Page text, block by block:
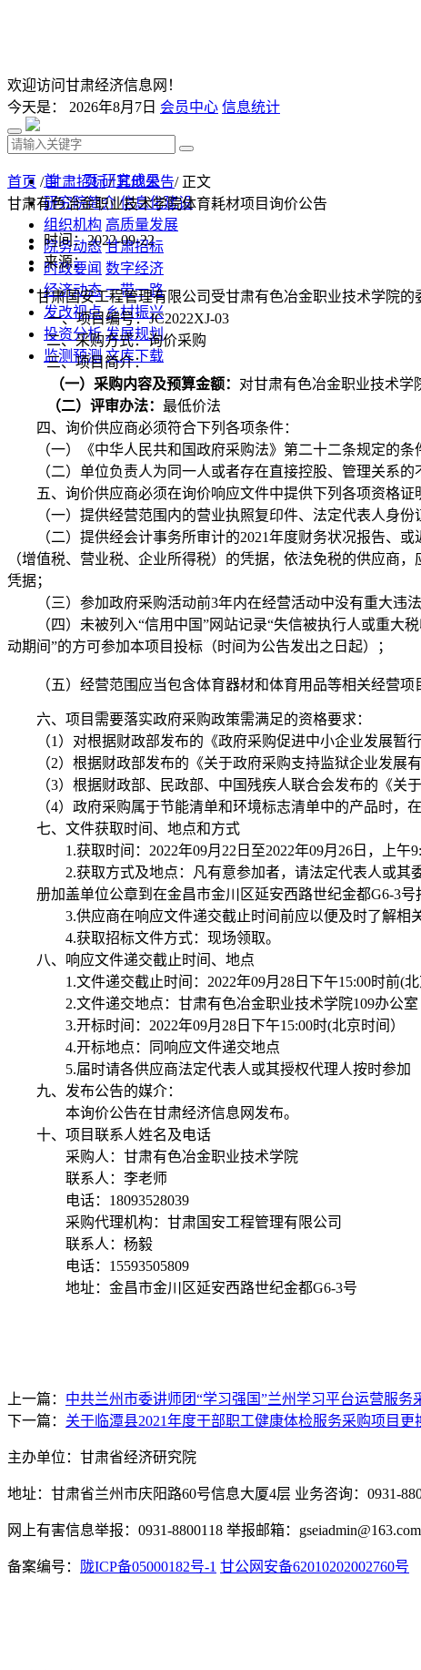
欢迎访问甘肃经济信息网！
今天是： 2026年8月7日 会员中心 信息统计
首 页 研究成果
研究院简介 信息化建设
组织机构 高质量发展
院务动态 甘肃招标
时政要闻 数字经济
经济动态 一带一路
发改视点 乡村振兴
投资分析 发展规划
监测预测 文库下载
首页 /甘肃招标/其他公告/ 正文
甘肃有色冶金职业技术学院体育耗材项目询价公告
时间：2022-09-22
来源：
甘肃国安工程管理有限公司 受甘肃有色冶金职业技术学院的
一、项目编号：JC2022XJ-03
二、采购方式：询价采购
三、项目简介：
（一）采购内容及预算金额： 对甘肃有色冶金职业技术学
（二）评审办法： 最低价法
四、询价供应商必须符合下列各项条件：
（一）《中华人民共和国政府采购法》第二十二条规定的条
（二）单位负责人为同一人或者存在直接控股、管理关系
五、询价供应商必须在询价响应文件中提供下列各项资格证
（一）提供经营范围内的营业执照复印件、法定代表人身
（二）提供经会计事务所审计的2021年度财务状况报告、
（增值税、营业税、企业所得税）的凭据，依法免税的供应商
凭据；
（三）参加政府采购活动前3年内在经营活动中没有重大违
（四）未被列入“信用中国”网站记录“失信被执行人或重大
动期间”的方可参加本项目投标（时间为公告发出之日起）；
（五） 经营范围应当包含体育器材和体育用品等相关经营项
六、项目需要落实政府采购政策需满足的资格要求：
（1）对根据财政部发布的《政府采购促进中小企业发展暂
（2）根据财政部发布的《关于政府采购支持监狱企业发展
（3）根据财政部、民政部、中国残疾人联合会发布的《关
（4）政府采购属于节能清单和环境标志清单中的产品时，
七、文件获取时间、地点和方式
1.获取时间：2022年09月22日至2022年09月26日，上
2.获取方式及地点：凡有意参加者，请法定代表人或
册加盖单位公章到在金昌市金川区延安西路世纪金都G6-3号
3.供应商在响应文件递交截止时间前应以便及时了解相
4.获取招标文件方式：现场领取。
八、响应文件递交截止时间、地点
1.文件递交截止时间：2022年09月28日下午15:00时前(北
2.文件递交地点：甘肃有色冶金职业技术学院109办公室
3.开标时间：2022年09月28日下午15:00时(北京时间）
4.开标地点：同响应文件递交地点
5.届时请各供应商法定代表人或其授权代理人按时参加
九、发布公告的媒介：
本询价公告在甘肃经济信息网发布。
十、项目联系人姓名及电话
采购人：甘肃有色冶金职业技术学院
联系人：李老师
电话： 18093528039
采购代理机构：甘肃国安工程管理有限公司
联系人：杨毅
电话： 15593505809
地址：金昌市金川区延安西路世纪金都G6-3号
上一篇： 中共兰州市委讲师团“学习强国”兰州学习平台运营服务
下一篇： 关于临潭县2021年度干部职工健康体检服务采购项目更
主办单位：甘肃省经济研究院
地址：甘肃省兰州市庆阳路60号信息大厦4层 业务咨询：0931-
网上有害信息举报：0931-8800118 举报邮箱：gseiadmin@163.com
备案编号： 陇ICP备05000182号-1 甘公网安备62010202002760号